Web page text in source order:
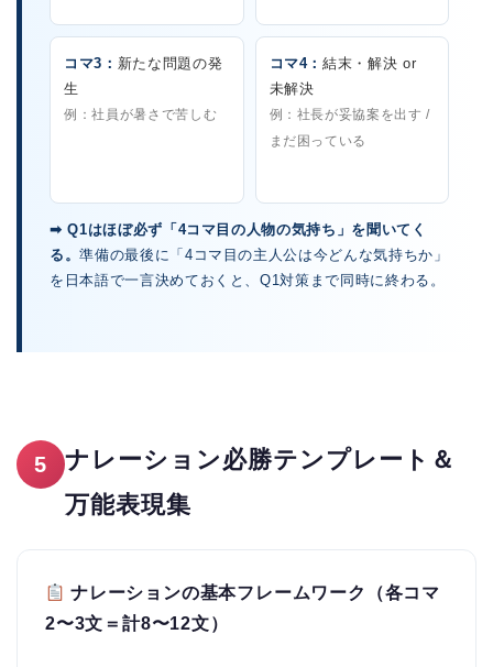
コマ3： 新たな問題の発
生
例：社員が暑さで苦しむ
コマ4：結末・解決 or
未解決
例：社長が妥協案を出す /
まだ困っている
➡ Q1はほぼ必ず「4コマ目の人物の気持ち」を聞いてく
る。準備の最後に「4コマ目の主人公は今どんな気持ちか」
を日本語で一言決めておくと、Q1対策まで同時に終わる。
5
ナレーション必勝テンプレート＆
万能表現集
ナレーションの基本フレームワーク（各コマ
2〜3文＝計8〜12文）